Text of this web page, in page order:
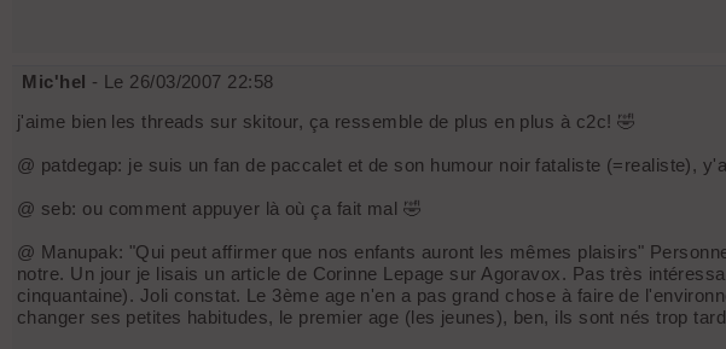
Mic'hel - Le 26/03/2007 22:58
j'aime bien les threads sur skitour, ça ressemble de plus en plus à c2c! 🤣
@ patdegap: je suis un fan de paccalet et de son humour noir fataliste (=realiste),
@ seb: ou comment appuyer là où ça fait mal 🤣
@ Manupak: "Qui peut affirmer que nos enfants auront les mêmes plaisirs"
notre. Un jour je lisais un article de Corinne Lepage sur Agoravox. Pas très
cinquantaine). Joli constat. Le 3ème age n'en a pas grand chose à faire de
changer ses petites habitudes, le premier age (les jeunes), ben, ils sont nés trop